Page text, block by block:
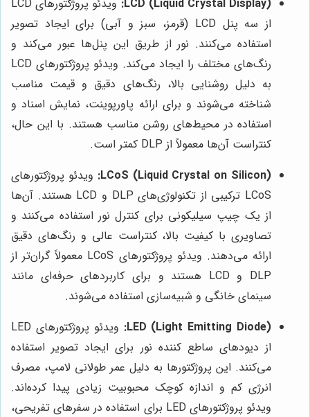
LCD (Liquid Crystal Display):
ویدئو پروژکتورهای LCD
از سه پنل LCD (قرمز، سبز و آبی) برای ایجاد تصویر
استفاده می‌کنند. نور از طریق این پنل‌ها عبور می‌کند و
رنگ‌های مختلف را ایجاد می‌کند. ویدئو پروژکتورهای LCD
به دلیل روشنایی بالا، رنگ‌های دقیق و قیمت مناسب
شناخته می‌شوند و برای ارائه پاورپوینت، نمایش اسناد و
استفاده در محیط‌های روشن مناسب هستند. با این حال،
کنتراست آن‌ها معمولاً از DLP کمتر است.
LCoS (Liquid Crystal on Silicon): ویدئو پروژکتورهای
LCoS ترکیبی از تکنولوژی‌های DLP و LCD هستند. آن‌ها
از یک چیپ سیلیکونی برای کنترل نور استفاده می‌کنند و
تصاویری با کیفیت بالا، کنتراست عالی و رنگ‌های دقیق
ارائه می‌دهند. ویدئو پروژکتورهای LCoS معمولاً گران‌تر از
DLP و LCD هستند و برای کاربردهای حرفه‌ای مانند
سینمای خانگی و شبیه‌سازی استفاده می‌شوند.
LED (Light Emitting Diode):
ویدئو پروژکتورهای LED
از دیودهای ساطع کننده نور برای ایجاد تصویر استفاده
می‌کنند. این پروژکتورها به دلیل عمر طولانی لامپ، مصرف
انرژی کم و اندازه کوچک محبوبیت زیادی پیدا کرده‌اند.
ویدئو پروژکتورهای LED برای استفاده در سفرهای تفریحی،